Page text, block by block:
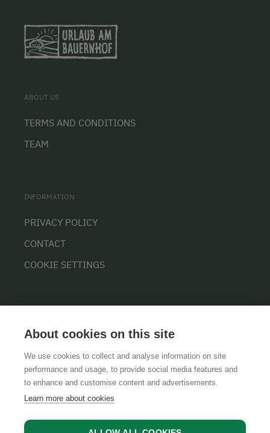
ABOUT US
TERMS AND CONDITIONS
TEAM
INFORMATION
PRIVACY POLICY
CONTACT
COOKIE SETTINGS
GTCSLEGAL NOTICEDATA PROTECTION
About cookies on this site
We use cookies to collect and analyse information on site
performance and usage, to provide social media features and
to enhance and customise content and advertisements.
Learn more about cookies